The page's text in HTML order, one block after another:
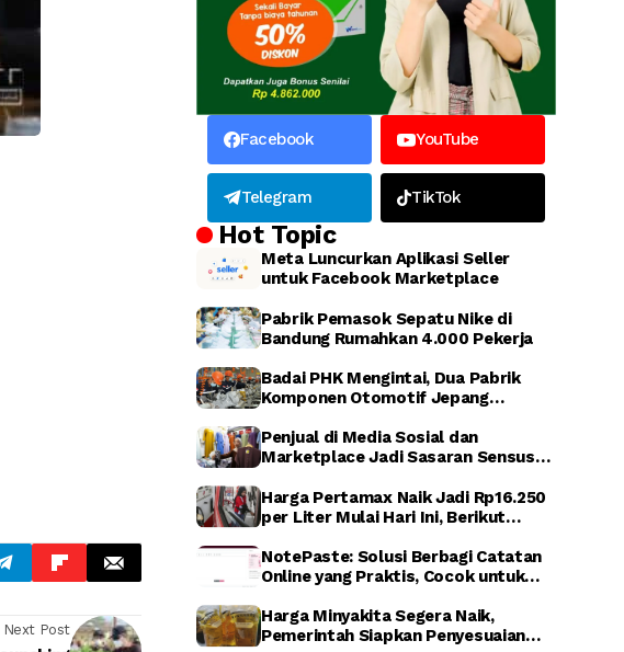
Next Post
Facebook YouTube
Telegram TikTok
Hot Topic
Meta Luncurkan Aplikasi Seller
untuk Facebook Marketplace
Pabrik Pemasok Sepatu Nike di
Bandung Rumahkan 4.000 Pekerja
Badai PHK Mengintai, Dua Pabrik
Komponen Otomotif Jepang
Penjual di Media Sosial dan
Marketplace Jadi Sasaran Sensus
Harga Pertamax Naik Jadi Rp16.250
per Liter Mulai Hari Ini, Berikut
NotePaste: Solusi Berbagi Catatan
Online yang Praktis, Cocok untuk
Harga Minyakita Segera Naik,
Pemerintah Siapkan Penyesuaian